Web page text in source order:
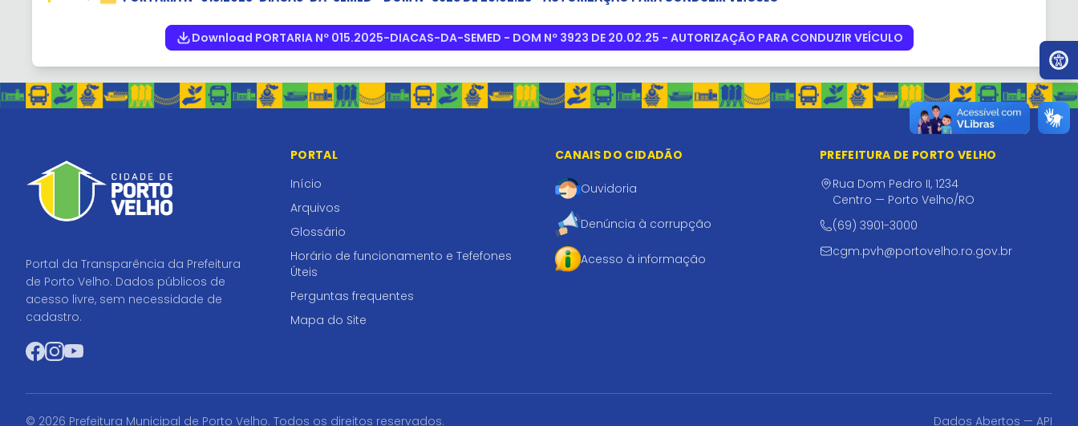
Download PORTARIA Nº 015.2025-DIACAS-DA-SEMED - DOM Nº 3923 DE 20.02.25 - AUTORIZAÇÃO PARA CONDUZIR VEÍCULO
Portal da Transparência da Prefeitura
de Porto Velho. Dados públicos de
acesso livre, sem necessidade de
cadastro.
Facebook
Instagram
YouTube
PORTAL
Início
Arquivos
Glossário
Horário de funcionamento e Tefefones
Úteis
Perguntas frequentes
Mapa do Site
CANAIS DO CIDADÃO
Ouvidoria
Denúncia à corrupção
Acesso à informação
PREFEITURA DE PORTO VELHO
Rua Dom Pedro II, 1234
Centro — Porto Velho/RO
(69) 3901-3000
cgm.pvh@portovelho.ro.gov.br
© 2026 Prefeitura Municipal de Porto Velho. Todos os direitos reservados. Dados Abertos — API
Ir